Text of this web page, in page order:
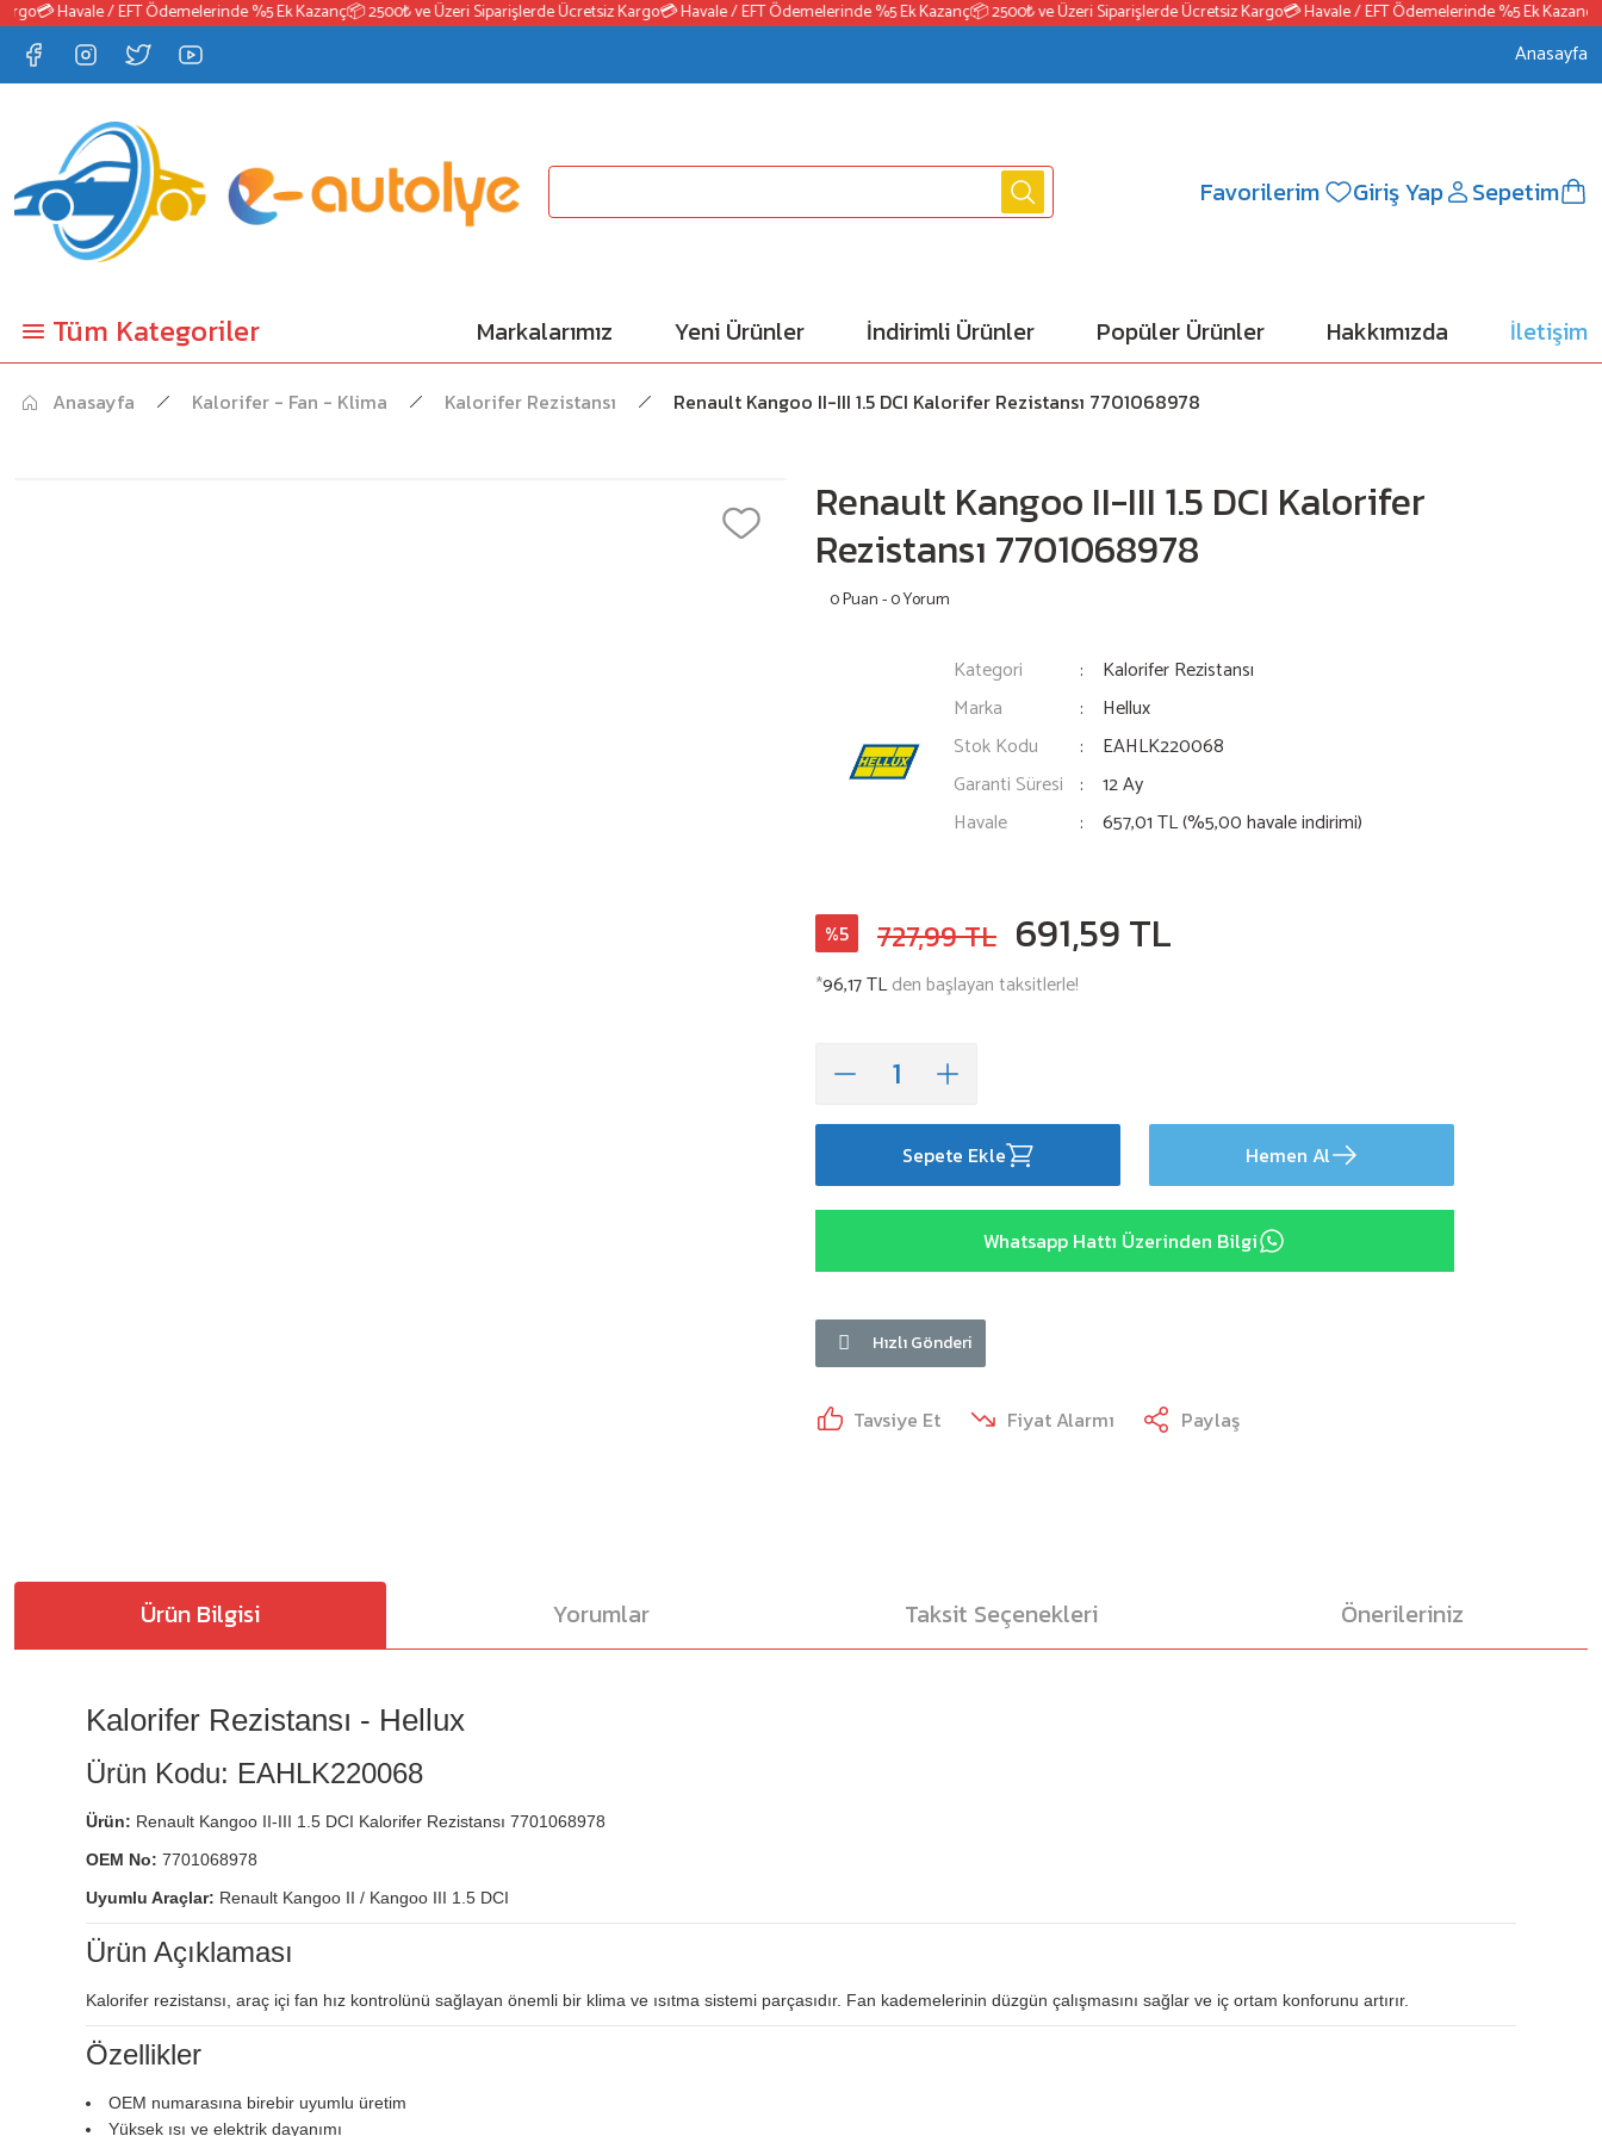
💳 Havale / EFT Ödemelerinde %5 Ek Kazanç📦 2500₺ ve Üzeri Siparişlerde Ücretsiz Kargo💳 Havale / EFT Ödemelerinde %5 Ek Kazanç📦 2500₺ ve Üzeri Siparişlerde Ücretsiz Kargo💳 Havale / EFT Ödemelerinde %5 Ek Kazanç
Anasayfa
Favorilerim Giriş Yap Sepetim
Tüm Kategoriler Markalarımız Yeni Ürünler İndirimli Ürünler Popüler Ürünler Hakkımızda İletişim
Anasayfa Kalorifer - Fan - Klima Kalorifer Rezistansı Renault Kangoo II-III 1.5 DCI Kalorifer Rezistansı 7701068978
Renault Kangoo II-III 1.5 DCI Kalorifer
Rezistansı 7701068978
0 Puan - 0 Yorum
Kategori
Kalorifer Rezistansı
Marka
Hellux
Stok Kodu
EAHLK220068
Garanti Süresi
12 Ay
Havale
657,01 TL (%5,00 havale indirimi)
%5 727,99 TL 691,59 TL
*96,17 TLden başlayan taksitlerle!
Sepete Ekle Hemen Al
Whatsapp Hattı Üzerinden Bilgi
Hızlı Gönderi
Tavsiye Et Fiyat Alarmı Paylaş
Ürün Bilgisi Yorumlar Taksit Seçenekleri Önerileriniz
Kalorifer Rezistansı - Hellux
Ürün Kodu: EAHLK220068
Ürün: Renault Kangoo II-III 1.5 DCI Kalorifer Rezistansı 7701068978
OEM No: 7701068978
Uyumlu Araçlar: Renault Kangoo II / Kangoo III 1.5 DCI
Ürün Açıklaması
Kalorifer rezistansı, araç içi fan hız kontrolünü sağlayan önemli bir klima ve ısıtma sistemi parçasıdır. Fan kademelerinin düzgün çalışmasını sağlar ve iç ortam konforunu artırır.
Özellikler
OEM numarasına birebir uyumlu üretim
Yüksek ısı ve elektrik dayanımı